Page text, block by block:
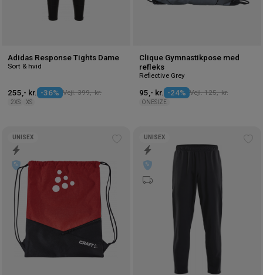
Adidas Response Tights Dame
Sort & hvid
255,- kr. -36% Vejl. 399,- kr.
2XS XS
Clique Gymnastikpose med
refleks
Reflective Grey
95,- kr. -24% Vejl. 125,- kr.
ONESIZE
ønskeliste
UNISEX UNISEX